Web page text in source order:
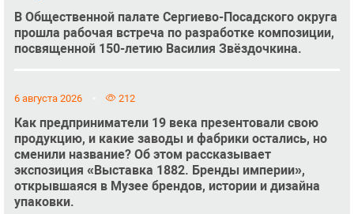
В Общественной палате Сергиево-Посадского округа
прошла рабочая встреча по разработке композиции,
посвященной 150-летию Василия Звёздочкина.
6 августа 2026 212
Как предприниматели 19 века презентовали свою
продукцию, и какие заводы и фабрики остались, но
сменили название? Об этом рассказывает
экспозиция «Выставка 1882. Бренды империи»,
открывшаяся в Музее брендов, истории и дизайна
упаковки.